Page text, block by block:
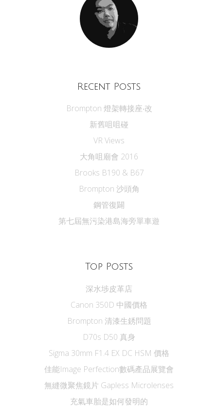
Recent Posts
Brompton 燈架轉接座‧改
新舊咀咀碰
VR Views
大角咀廟會 2016
Brooks B190 & B67
Brompton 沙頭角
鋼管復闢
第七屆無污染港島海旁單車遊
Top Posts
深水埗皮革店
Canon 350D 中國價格
Brompton 清漆生銹問題
D70s D50 真身
Sigma 30mm F1.4 EX DC HSM 價格
佳能Image Perfection數碼產品展覽會
無縫微聚焦鏡片 Gapless Microlenses
充氣車胎是如何發明的